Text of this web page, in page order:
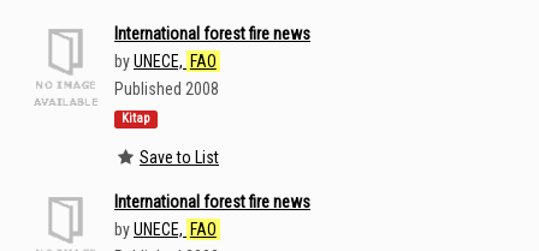
International forest fire news
byUNECE, FAO
Published 2008
Kitap
Save to List
International forest fire news
byUNECE, FAO